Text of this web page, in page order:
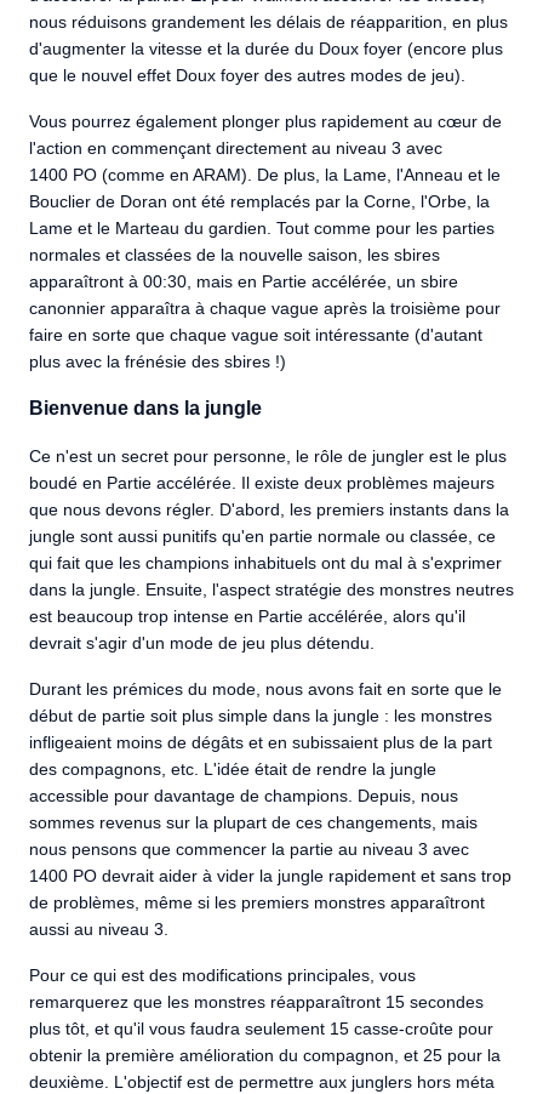
nous réduisons grandement les délais de réapparition, en plus
d'augmenter la vitesse et la durée du Doux foyer (encore plus
que le nouvel effet Doux foyer des autres modes de jeu).
Vous pourrez également plonger plus rapidement au cœur de
l'action en commençant directement au niveau 3 avec
1400 PO (comme en ARAM). De plus, la Lame, l'Anneau et le
Bouclier de Doran ont été remplacés par la Corne, l'Orbe, la
Lame et le Marteau du gardien. Tout comme pour les parties
normales et classées de la nouvelle saison, les sbires
apparaîtront à 00:30, mais en Partie accélérée, un sbire
canonnier apparaîtra à chaque vague après la troisième pour
faire en sorte que chaque vague soit intéressante (d'autant
plus avec la frénésie des sbires !)
Bienvenue dans la jungle
Ce n'est un secret pour personne, le rôle de jungler est le plus
boudé en Partie accélérée. Il existe deux problèmes majeurs
que nous devons régler. D'abord, les premiers instants dans la
jungle sont aussi punitifs qu'en partie normale ou classée, ce
qui fait que les champions inhabituels ont du mal à s'exprimer
dans la jungle. Ensuite, l'aspect stratégie des monstres neutres
est beaucoup trop intense en Partie accélérée, alors qu'il
devrait s'agir d'un mode de jeu plus détendu.
Durant les prémices du mode, nous avons fait en sorte que le
début de partie soit plus simple dans la jungle : les monstres
infligeaient moins de dégâts et en subissaient plus de la part
des compagnons, etc. L'idée était de rendre la jungle
accessible pour davantage de champions. Depuis, nous
sommes revenus sur la plupart de ces changements, mais
nous pensons que commencer la partie au niveau 3 avec
1400 PO devrait aider à vider la jungle rapidement et sans trop
de problèmes, même si les premiers monstres apparaîtront
aussi au niveau 3.
Pour ce qui est des modifications principales, vous
remarquerez que les monstres réapparaîtront 15 secondes
plus tôt, et qu'il vous faudra seulement 15 casse-croûte pour
obtenir la première amélioration du compagnon, et 25 pour la
deuxième. L'objectif est de permettre aux junglers hors méta